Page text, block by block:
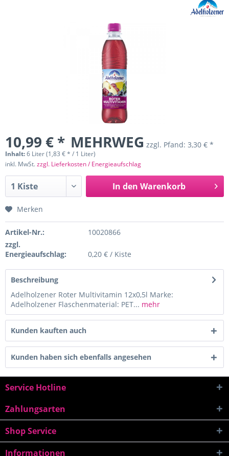
10,99 € * MEHRWEG zzgl. Pfand: 3,30 € *
Inhalt:6 Liter (1,83 € * / 1 Liter)
inkl. MwSt.zzgl. Lieferkosten / Energieaufschlag
In den Warenkorb
Merken
Artikel-Nr.:
10020866
zzgl.
Energieaufschlag:
0,20 € / Kiste
Beschreibung
Adelholzener Roter Multivitamin 12x0,5l Marke:
Adelholzener Flaschenmaterial: PET... mehr
Kunden kauften auch
Kunden haben sich ebenfalls angesehen
Service Hotline
Zahlungsarten
Shop Service
Informationen